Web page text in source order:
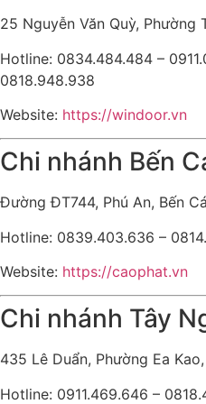
25 Nguyễn Văn Quỳ, Phường
Hotline: 0834.484.484 –
0818.948.938
Website: https://windoor.vn
Chi nhánh Bến
Đường ĐT744, Phú An, Bến
Hotline: 0839.403.636 –
Website: https://caophat.vn
Chi nhánh Tây
435 Lê Duẩn, Phường Ea
Hotline: 0911.469.646 –